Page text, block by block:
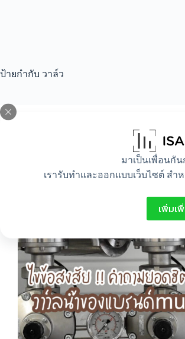
มาเป็นเพื่อนกั
เรารับทำและออกแบบเว็บไซต์ ส
เพิ่มเ
ป้ายกำกับ วาล์ว
ไขข้อสงสัย ! คำถามยอดฮิตเกี่ยวกับวาล์ว
ของแบรนด์ mueller